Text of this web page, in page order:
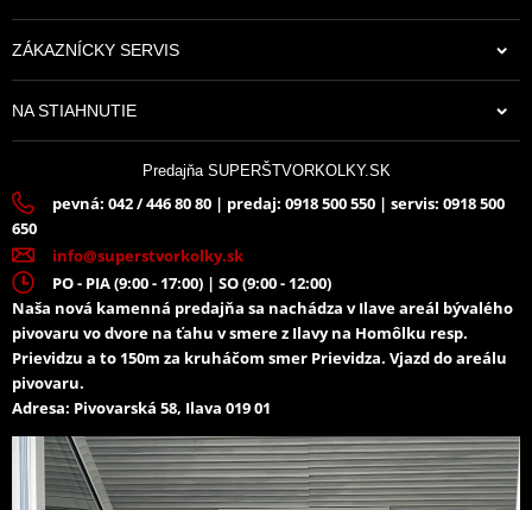
ZÁKAZNÍCKY SERVIS
NA STIAHNUTIE
Predajňa SUPERŠTVORKOLKY.SK
pevná: 042 / 446 80 80 | predaj: 0918 500 550 | servis: 0918 500
650
info@superstvorkolky.sk
PO - PIA (9:00 - 17:00) | SO (9:00 - 12:00)
Naša nová kamenná predajňa sa nachádza v Ilave areál bývalého
pivovaru vo dvore na ťahu v smere z Ilavy na Homôlku resp.
Prievidzu a to 150m za kruháčom smer Prievidza. Vjazd do areálu
pivovaru.
Adresa: Pivovarská 58, Ilava 019 01